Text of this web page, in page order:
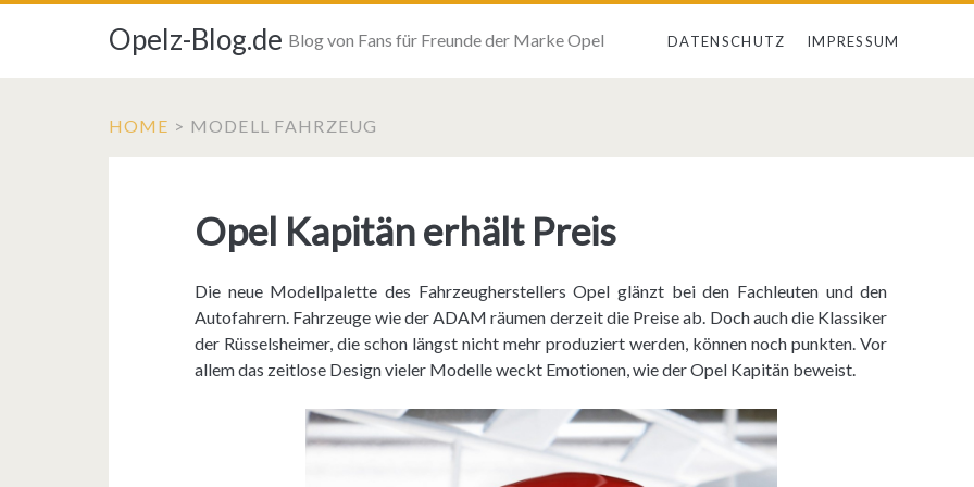
Opelz-Blog.de Blog von Fans für Freunde der Marke Opel DATENSCHUTZ IMPRESSUM
HOME > MODELL FAHRZEUG
Opel Kapitän erhält Preis
Die neue Modellpalette des Fahrzeugherstellers Opel glänzt bei den Fachleuten und den
Autofahrern. Fahrzeuge wie der ADAM räumen derzeit die Preise ab. Doch auch die Klassiker
der Rüsselsheimer, die schon längst nicht mehr produziert werden, können noch punkten. Vor
allem das zeitlose Design vieler Modelle weckt Emotionen, wie der Opel Kapitän beweist.